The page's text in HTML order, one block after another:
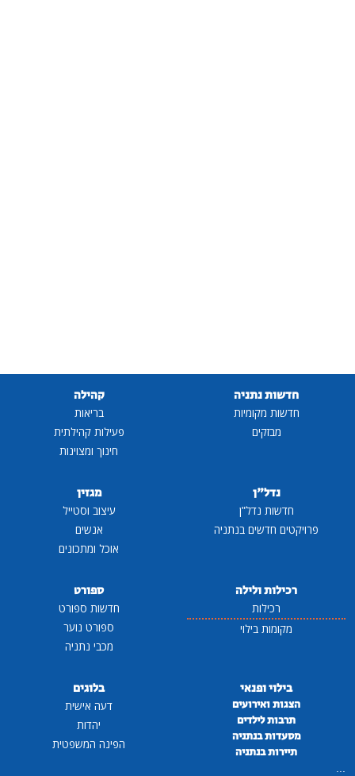
חדשות נתניה
חדשות מקומיות
מבזקים
קהילה
בריאות
פעילות קהילתית
חינוך ומצוינות
נדל"ן
חדשות נדל"ן
פרויקטים חדשים בנתניה
מגזין
עיצוב וסטייל
אנשים
אוכל ומתכונים
רכילות ולילה
רכילות
מקומות בילוי
ספורט
חדשות ספורט
ספורט נוער
מכבי נתניה
בילוי ופנאי
הצגות ואירועים
תרבות לילדים
מסעדות בנתניה
תיירות בנתניה
...
בלוגים
דעה אישית
יהדות
הפינה המשפטית